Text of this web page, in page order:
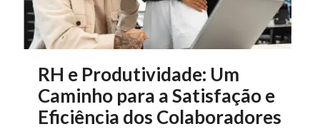
RH e Produtividade: Um
Caminho para a Satisfação e
Eficiência dos Colaboradores